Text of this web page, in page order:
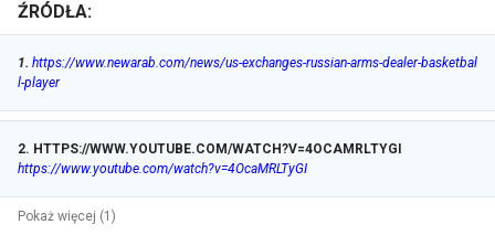
ŹRÓDŁA:
1. https://www.newarab.com/news/us-exchanges-russian-arms-dealer-basketbal
l-player
2. HTTPS://WWW.YOUTUBE.COM/WATCH?V=4OCAMRLTYGI
https://www.youtube.com/watch?v=4OcaMRLTyGI
Pokaż więcej (1)